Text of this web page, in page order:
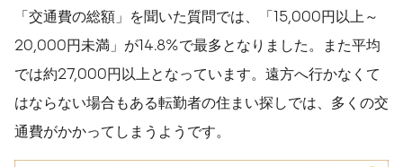
「交通費の総額」を聞いた質問では、「15,000円以上～
20,000円未満」が14.8%で最多となりました。また平均
では約27,000円以上となっています。遠方へ行かなくて
はならない場合もある転勤者の住まい探しでは、多くの交
通費がかかってしまうようです。